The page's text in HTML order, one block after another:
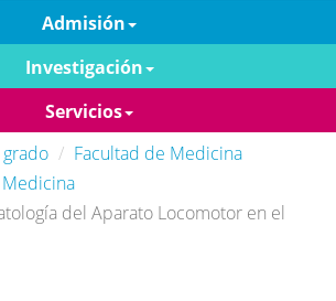
Admisión
Investigación
Servicios
Facultad de Medicina
del Aparato Locomotor en el